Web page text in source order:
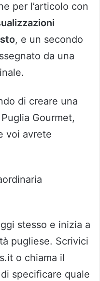
per l’articolo con
, e un secondo
da una
di creare una
Gourmet,
voi avrete
stesso e inizia a
pugliese. Scrivici
o chiama il
specificare quale